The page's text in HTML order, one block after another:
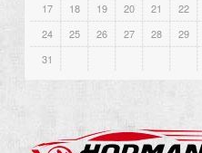
17
18 19 20 21 22
24
25 26 27 28 29
31